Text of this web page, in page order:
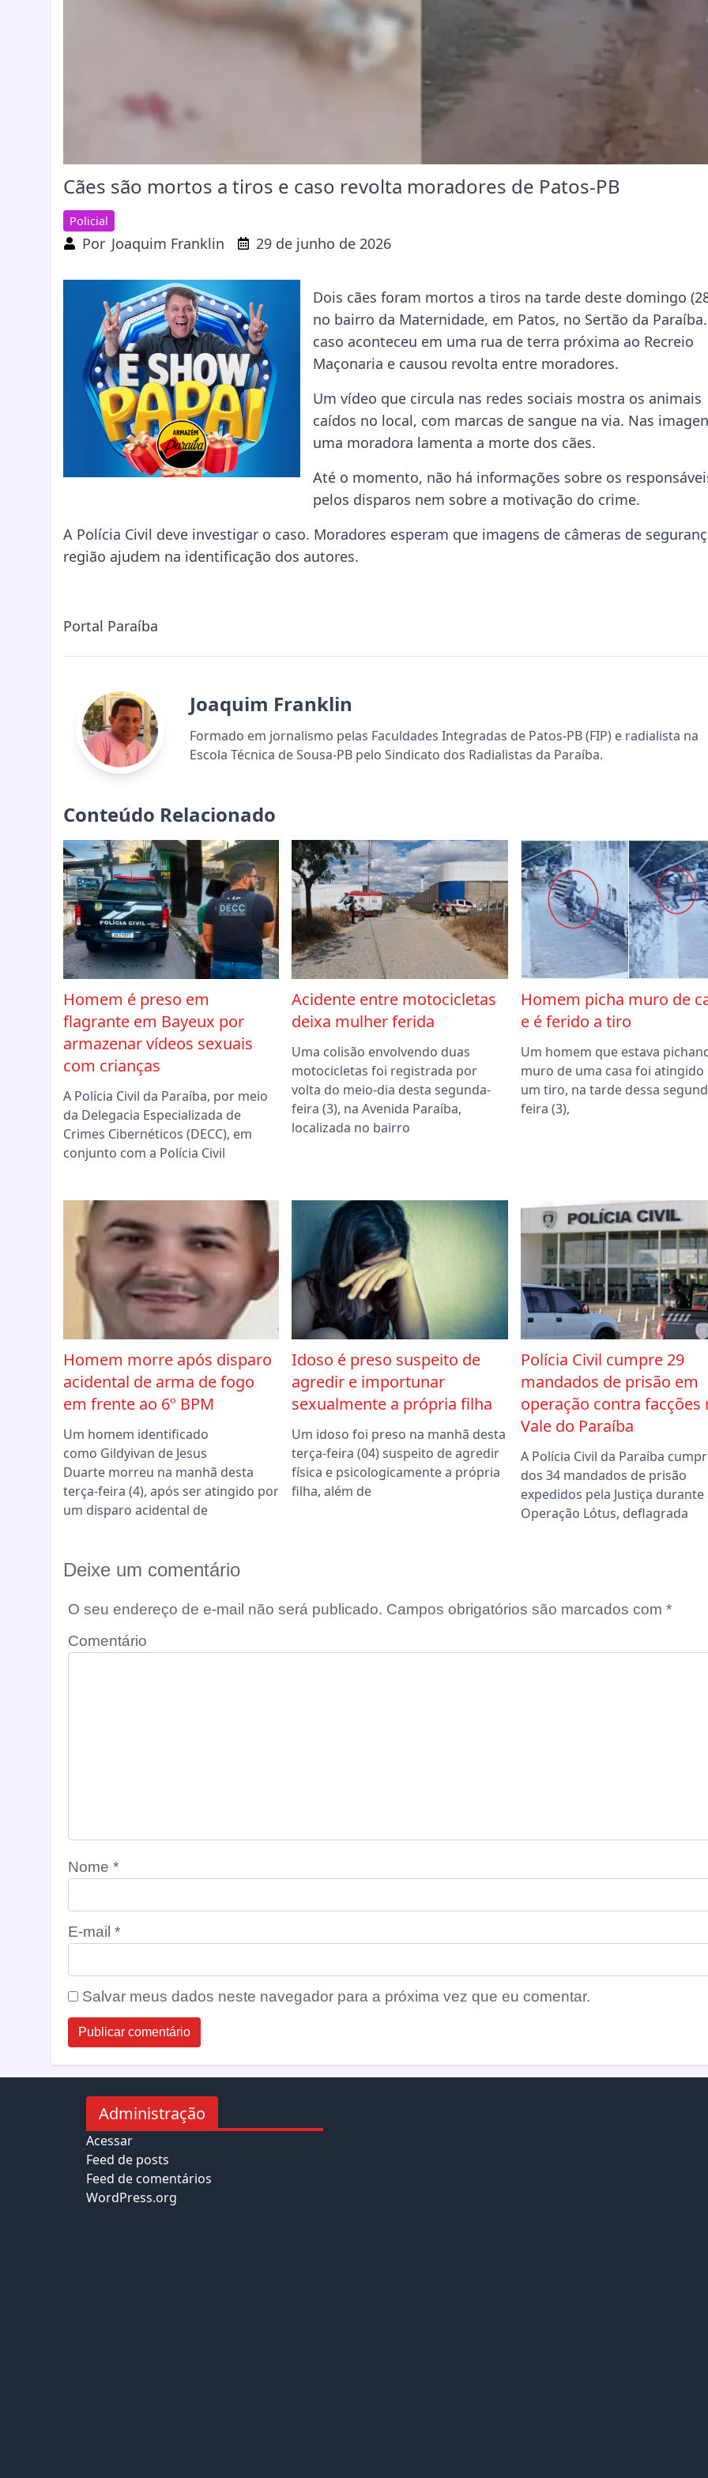
Cães são mortos a tiros e caso revolta moradores de Patos-PB
Policial
Por Joaquim Franklin 29 de junho de 2026
Dois cães foram mortos a tiros na tarde deste domingo
no bairro da Maternidade, em Patos, no Sertão da
caso aconteceu em uma rua de terra próxima ao Recreio
Maçonaria e causou revolta entre moradores.
Um vídeo que circula nas redes sociais mostra os animais
caídos no local, com marcas de sangue na via. Nas
uma moradora lamenta a morte dos cães.
Até o momento, não há informações sobre os
pelos disparos nem sobre a motivação do crime.
A Polícia Civil deve investigar o caso. Moradores esperam que imagens de câmeras de
região ajudem na identificação dos autores.
Portal Paraíba
Joaquim Franklin
Formado em jornalismo pelas Faculdades Integradas de Patos-PB (FIP) e radialista na
Escola Técnica de Sousa-PB pelo Sindicato dos Radialistas da Paraíba.
Conteúdo Relacionado
Homem é preso em
flagrante em Bayeux por
armazenar vídeos sexuais
com crianças
A Polícia Civil da Paraíba, por meio
da Delegacia Especializada de
Crimes Cibernéticos (DECC), em
conjunto com a Polícia Civil
Acidente entre motocicletas
deixa mulher ferida
Uma colisão envolvendo duas
motocicletas foi registrada por
volta do meio-dia desta segunda-
feira (3), na Avenida Paraíba,
localizada no bairro
Homem picha muro de
e é ferido a tiro
Um homem que estava
muro de uma casa foi atingido
um tiro, na tarde dessa
feira (3),
Homem morre após disparo
acidental de arma de fogo
em frente ao 6º BPM
Um homem identificado
como Gildyivan de Jesus
Duarte morreu na manhã desta
terça-feira (4), após ser atingido por
um disparo acidental de
Idoso é preso suspeito de
agredir e importunar
sexualmente a própria filha
Um idoso foi preso na manhã desta
terça-feira (04) suspeito de agredir
física e psicologicamente a própria
filha, além de
Polícia Civil cumpre 29
mandados de prisão em
operação contra facções
Vale do Paraíba
A Polícia Civil da Paraíba
dos 34 mandados de prisão
expedidos pela Justiça durante
Operação Lótus, deflagrada
Deixe um comentário
O seu endereço de e-mail não será publicado. Campos obrigatórios são marcados com *
Comentário
Nome *
E-mail *
Salvar meus dados neste navegador para a próxima vez que eu comentar.
Administração
Acessar
Feed de posts
Feed de comentários
WordPress.org